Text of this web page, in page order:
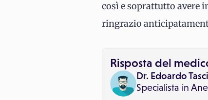
così e soprattutto avere
ringrazio
Risposta del
Dr. Edoardo
Specialista in